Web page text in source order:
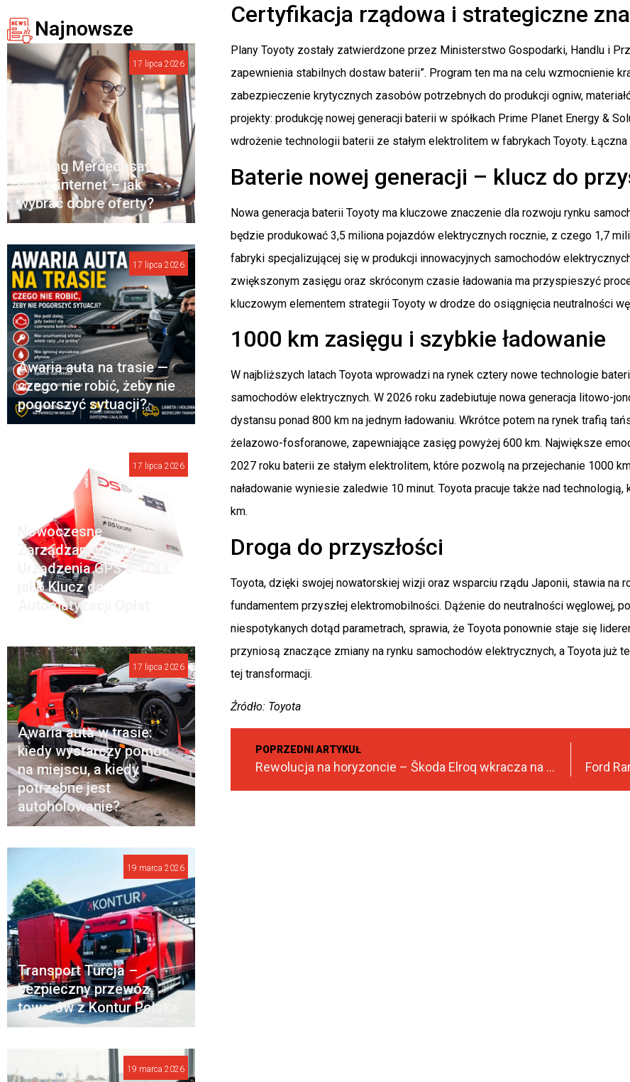
Certyfikacja rządowa i strategiczne
Plany Toyoty zostały zatwierdzone przez Ministerstwo Gospodarki, Handlu i
zapewnienia stabilnych dostaw baterii”. Program ten ma na celu wzmocnienie
zabezpieczenie krytycznych zasobów potrzebnych do produkcji ogniw,
projekty: produkcję nowej generacji baterii w spółkach Prime Planet Energy &
wdrożenie technologii baterii ze stałym elektrolitem w fabrykach Toyoty.
Baterie nowej generacji – klucz do
Nowa generacja baterii Toyoty ma kluczowe znaczenie dla rozwoju rynku
będzie produkować 3,5 miliona pojazdów elektrycznych rocznie, z czego 1,7
fabryki specjalizującej się w produkcji innowacyjnych samochodów
zwiększonym zasięgu oraz skróconym czasie ładowania ma przyspieszyć
kluczowym elementem strategii Toyoty w drodze do osiągnięcia neutralności
1000 km zasięgu i szybkie ładowanie
W najbliższych latach Toyota wprowadzi na rynek cztery nowe technologie
samochodów elektrycznych. W 2026 roku zadebiutuje nowa generacja litowo-
dystansu ponad 800 km na jednym ładowaniu. Wkrótce potem na rynek trafią
żelazowo-fosforanowe, zapewniające zasięg powyżej 600 km. Największe
2027 roku baterii ze stałym elektrolitem, które pozwolą na przejechanie 1000
naładowanie wyniesie zaledwie 10 minut. Toyota pracuje także nad
km.
Droga do przyszłości
Toyota, dzięki swojej nowatorskiej wizji oraz wsparciu rządu Japonii, stawia na
fundamentem przyszłej elektromobilności. Dążenie do neutralności węglowej,
niespotykanych dotąd parametrach, sprawia, że Toyota ponownie staje się
przyniosą znaczące zmiany na rynku samochodów elektrycznych, a Toyota już
tej transformacji.
Źródło: Toyota
POPRZEDNI ARTYKUŁ
Rewolucja na horyzoncie – Škoda Elroq wkracza na scenę
Najnowsze
Leasing Mercedesa
przez internet – jak
wybrać dobre oferty?
17 lipca 2026
Awaria auta na trasie —
czego nie robić, żeby nie
pogorszyć sytuacji?
17 lipca 2026
Nowoczesne
Zarządzanie Flotą:
Urządzenia GPS e-TOLL
jako Klucz do
Automatyzacji Opłat
17 lipca 2026
Awaria auta w trasie:
kiedy wystarczy pomoc
na miejscu, a kiedy
potrzebne jest
autoholowanie?
17 lipca 2026
Transport Turcja –
bezpieczny przewóz
towarów z Kontur Polska
19 marca 2026
19 marca 2026